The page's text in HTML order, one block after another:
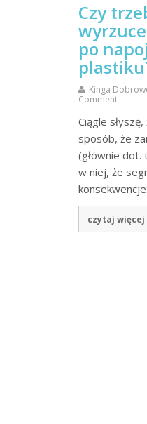
Czy
po
Kinga
Comment
Ciągle
sposób, że
(głównie dot.
w niej, że
czytaj więcej